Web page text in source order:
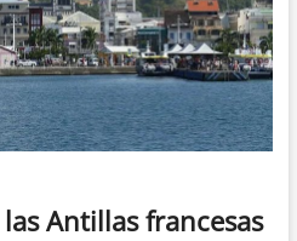
Antillas francesas